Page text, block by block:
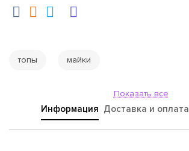
топы майки
Показать все
Информация Доставка и оплата